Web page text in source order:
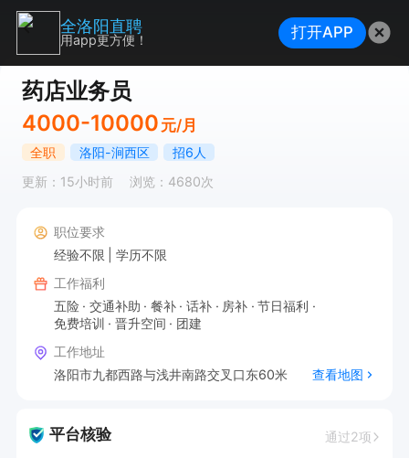
药店业务员
4000-10000 元/月
全职 洛阳-涧西区
招6人
更新：15小时前
浏览：4680次
职位要求
经验不限
学历不限
工作福利
五险
交通补助 餐补 话补 房补
节日福利
免费培训
晋升空间
团建
工作地址
洛阳市九都西路与浅井南路交叉口东60米
查看地图
平台核验 通过2项
全洛阳直聘
用app更方便！ 打开APP